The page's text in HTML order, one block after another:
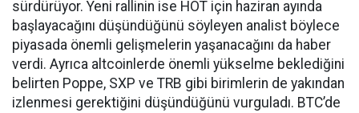
sürdürüyor. Yeni rallinin ise HOT için haziran ayında
başlayacağını düşündüğünü söyleyen analist böylece
piyasada önemli gelişmelerin yaşanacağını da haber
verdi. Ayrıca altcoinlerde önemli yükselme beklediğini
belirten Poppe, SXP ve TRB gibi birimlerin de yakından
izlenmesi gerektiğini düşündüğünü vurguladı. BTC’de